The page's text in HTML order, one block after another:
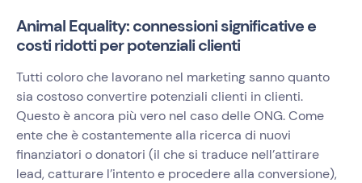
Animal Equality: connessioni significative e
costi ridotti per potenziali clienti
Tutti coloro che lavorano nel marketing sanno quanto
sia costoso convertire potenziali clienti in clienti.
Questo è ancora più vero nel caso delle ONG. Come
ente che è costantemente alla ricerca di nuovi
finanziatori o donatori (il che si traduce nell’attirare
lead, catturare l’intento e procedere alla conversione),